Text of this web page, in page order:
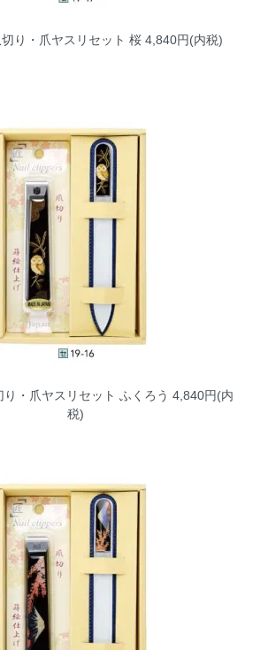
り・爪ヤスリセット 桜 4,840円(内税)
・爪ヤスリセット ふくろう 4,840円(内
税)